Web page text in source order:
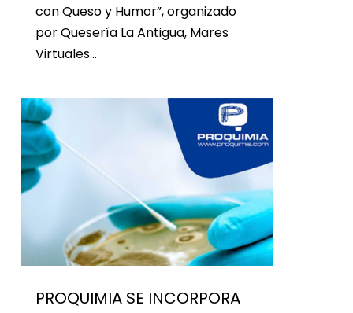
con Queso y Humor”, organizado
por Quesería La Antigua, Mares
Virtuales…
PROQUIMIA SE INCORPORA